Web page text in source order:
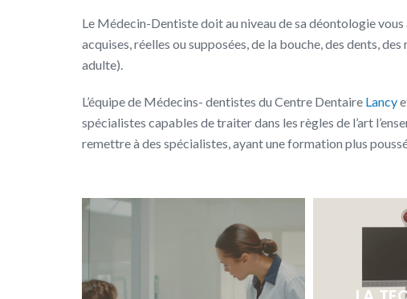
Le Médecin-Dentiste doit au niveau de sa déontologie
acquises, réelles ou supposées, de la bouche, des dents,
adulte).
L’équipe de Médecins- dentistes du Centre Dentaire Lancy
spécialistes capables de traiter dans les règles de l’art
remettre à des spécialistes, ayant une formation plus